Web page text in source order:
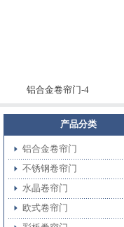
铝合金卷帘门-4
产品分类
铝合金卷帘门
不锈钢卷帘门
水晶卷帘门
欧式卷帘门